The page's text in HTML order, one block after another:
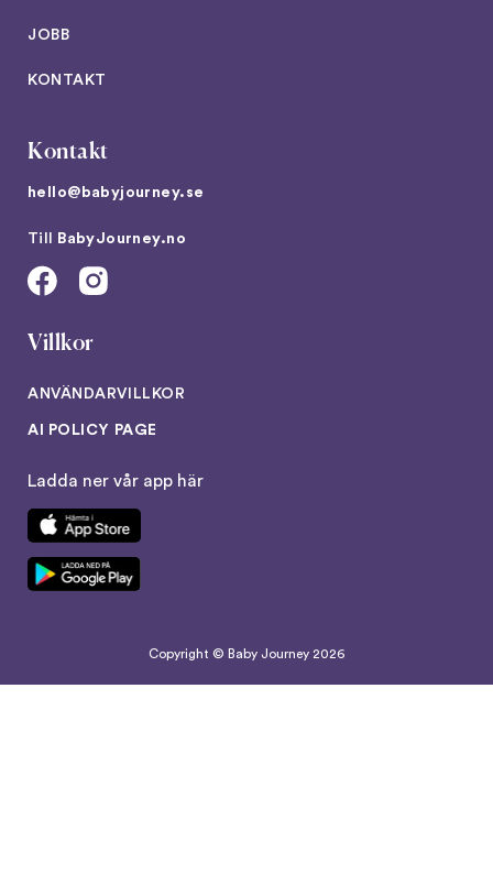
JOBB
KONTAKT
Kontakt
hello@babyjourney.se
Till BabyJourney.no
Villkor
ANVÄNDARVILLKOR
AI POLICY PAGE
Ladda ner vår app här
Copyright © Baby Journey 2026